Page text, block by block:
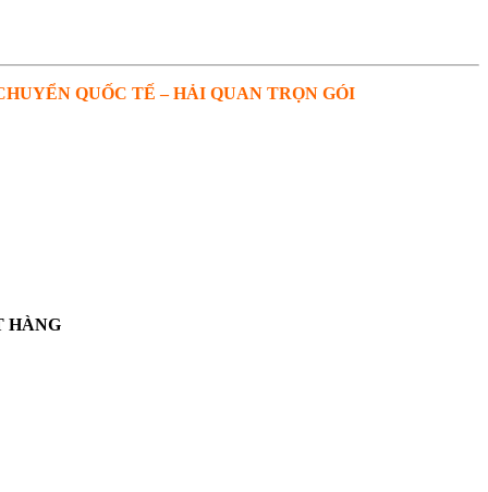
QUỐC TẾ – HẢI QUAN TRỌN GÓI
HÀNG